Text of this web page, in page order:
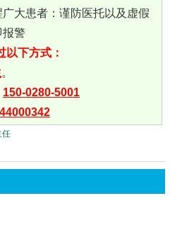
大患者：谨防医托以及虚假
报警
以下方式：
。
150-0280-5001
任